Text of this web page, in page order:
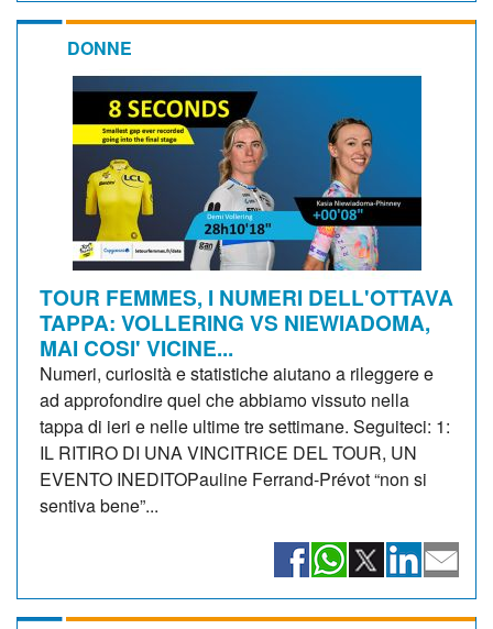
DONNE
TOUR FEMMES, I NUMERI DELL'OTTAVA
TAPPA: VOLLERING VS NIEWIADOMA,
MAI COSI' VICINE...
Numeri, curiosità e statistiche aiutano a rileggere e
ad approfondire quel che abbiamo vissuto nella
tappa di ieri e nelle ultime tre settimane. Seguiteci: 1:
IL RITIRO DI UNA VINCITRICE DEL TOUR, UN
EVENTO INEDITOPauline Ferrand-Prévot “non si
sentiva bene”...